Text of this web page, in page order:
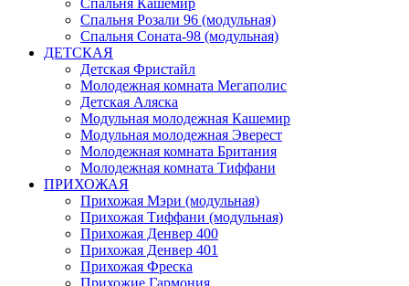
Спальня Кашемир
Спальня Розали 96 (модульная)
Спальня Соната-98 (модульная)
ДЕТСКАЯ
Детская Фристайл
Молодежная комната Мегаполис
Детская Аляска
Модульная молодежная Кашемир
Модульная молодежная Эверест
Молодежная комната Британия
Молодежная комната Тиффани
ПРИХОЖАЯ
Прихожая Мэри (модульная)
Прихожая Тиффани (модульная)
Прихожая Денвер 400
Прихожая Денвер 401
Прихожая Фреска
Прихожие Гармония